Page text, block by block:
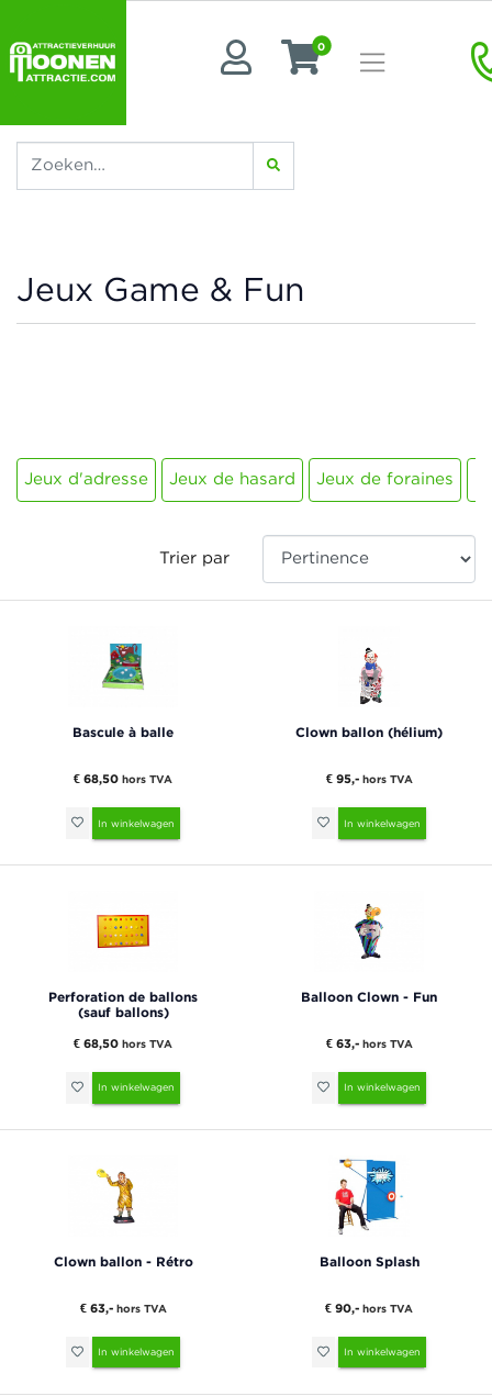
0
Jeux Game & Fun
Jeux d'adresse Jeux de hasard Jeux de foraines
Trier par
Bascule à balle
€ 68,50 hors TVA
In winkelwagen
Clown ballon (hélium)
€ 95,- hors TVA
In winkelwagen
Perforation de ballons
(sauf ballons)
€ 68,50 hors TVA
In winkelwagen
Balloon Clown - Fun
€ 63,- hors TVA
In winkelwagen
Clown ballon - Rétro
€ 63,- hors TVA
In winkelwagen
Balloon Splash
€ 90,- hors TVA
In winkelwagen